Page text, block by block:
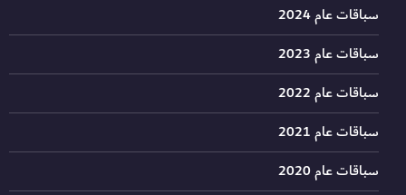
سباقات عام 2024
سباقات عام 2023
سباقات عام 2022
سباقات عام 2021
سباقات عام 2020